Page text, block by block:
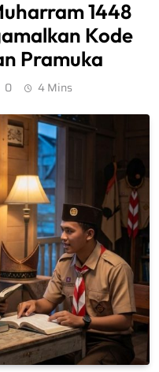
1448
Kode
Pramuka
0 4 Mins